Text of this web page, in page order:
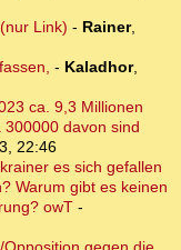
Link) - Rainer,
- Kaladhor,
ca. 9,3 Millionen
davon sind
22:46
es sich gefallen
Warum gibt es keinen
owT -